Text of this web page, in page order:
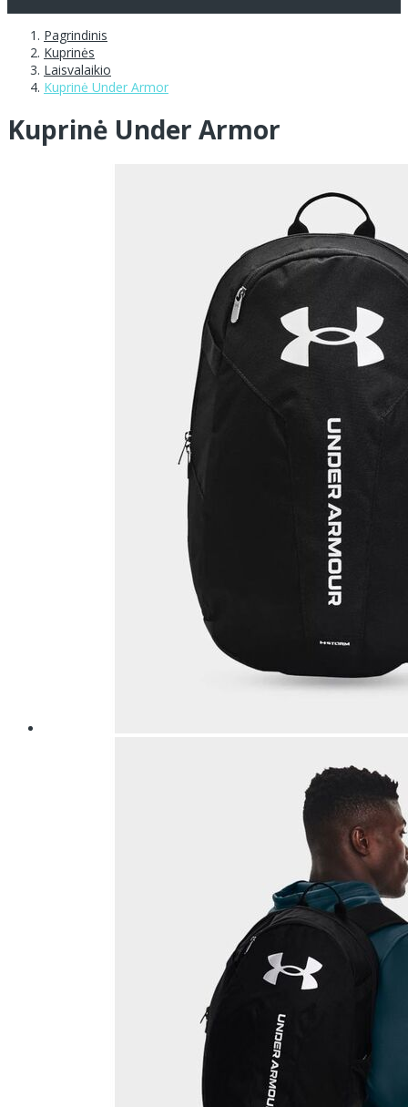
Pagrindinis
Kuprinės
Laisvalaikio
Kuprinė Under Armor
Kuprinė Under Armor